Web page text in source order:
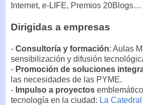
Internet, e-LIFE, Premios 20Blogs…
Dirigidas a empresas
- Consultoría y formación: Aulas
sensibilización y difusión
- Promoción de soluciones
las necesidades de las PYME.
- Impulso a proyectos
tecnología en la ciudad: La